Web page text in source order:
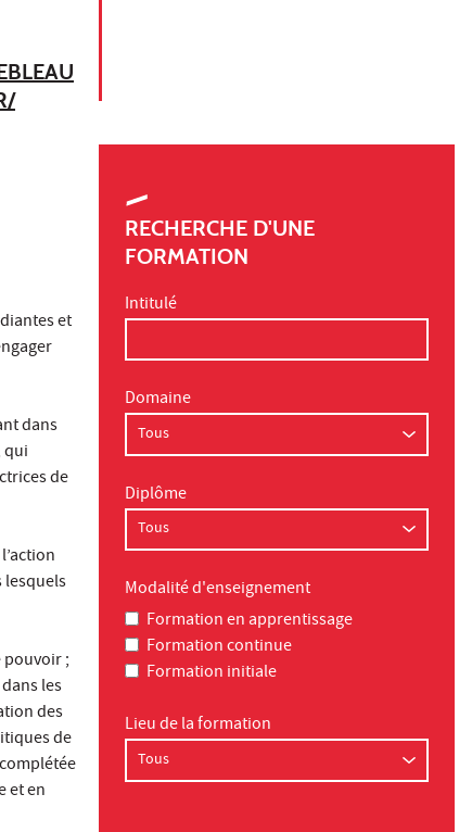
et
dans
qui
de
lesquels
pouvoir ;
les
des
de
et en
RECHERCHE D'UNE
FORMATION
Intitulé
Domaine
Diplôme
Modalité d'enseignement
Formation en apprentissage
Formation continue
Formation initiale
Lieu de la formation